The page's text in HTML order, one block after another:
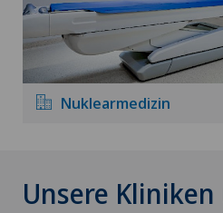
Nuklearmedizin
Unsere